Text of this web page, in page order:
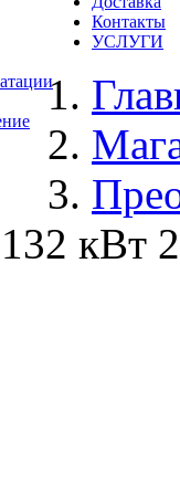
Контакты
УСЛУГИ
кВт